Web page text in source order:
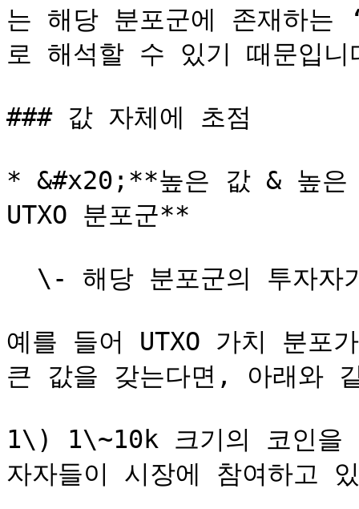
는 해당 분포군에 존재하는
로 해석할 수 있기 때문입
### 값 자체에 초점
* &#x20;**높은 값 & 높은
UTXO 분포군**
예를 들어 UTXO 가치 분포
큰 값을 갖는다면, 아래와
1\) 1\~10k 크기의 코인을
자자들이 시장에 참여하고